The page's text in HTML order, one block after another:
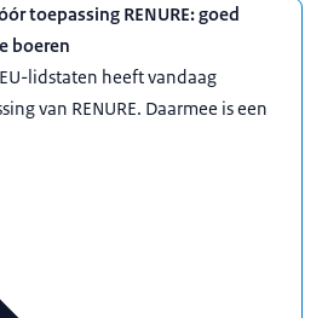
toepassing RENURE: goed
boeren
lidstaten heeft vandaag
van RENURE. Daarmee is een